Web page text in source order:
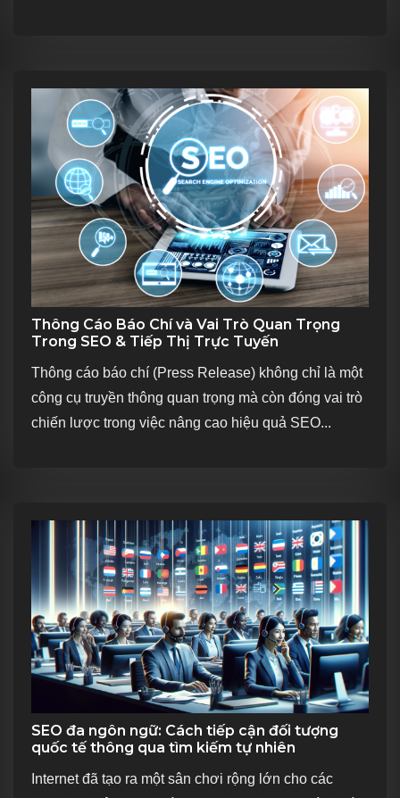
Thông Cáo Báo Chí và Vai Trò Quan Trọng
Trong SEO & Tiếp Thị Trực Tuyến
Thông cáo báo chí (Press Release) không chỉ là một
công cụ truyền thông quan trọng mà còn đóng vai trò
chiến lược trong việc nâng cao hiệu quả SEO...
SEO đa ngôn ngữ: Cách tiếp cận đối tượng
quốc tế thông qua tìm kiếm tự nhiên
Internet đã tạo ra một sân chơi rộng lớn cho các